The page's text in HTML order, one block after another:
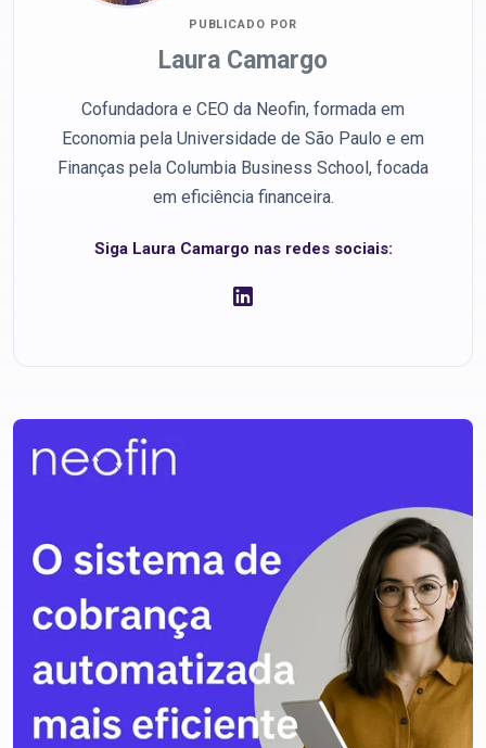
PUBLICADO POR
Laura Camargo
Cofundadora e CEO da Neofin, formada em
Economia pela Universidade de São Paulo e em
Finanças pela Columbia Business School, focada
em eficiência financeira.
Siga Laura Camargo nas redes sociais: